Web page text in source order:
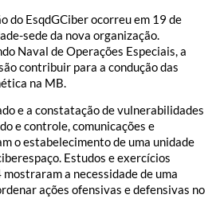
do EsqdGCiber ocorreu em 19 de
sede da nova organização.
Naval de Operações Especiais, a
contribuir para a condução das
na MB.
e a constatação de vulnerabilidades
e controle, comunicações e
o estabelecimento de uma unidade
Estudos e exercícios
a necessidade de uma
ações ofensivas e defensivas no